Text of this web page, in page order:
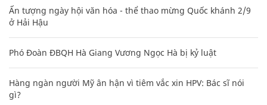
Ấn tượng ngày hội văn hóa - thể thao mừng Quốc khánh 2/9
ở Hải Hậu
Phó Đoàn ĐBQH Hà Giang Vương Ngọc Hà bị kỷ luật
Hàng ngàn người Mỹ ân hận vì tiêm vắc xin HPV: Bác sĩ nói
gì?